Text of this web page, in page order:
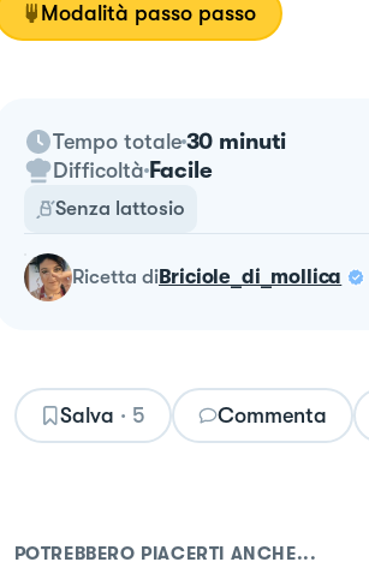
Modalità passo passo
Tempo totale 30 minuti
Difficoltà Facile
Senza lattosio
ricetta diBriciole_di_mollica
Salva · 5 Commenta
POTREBBERO PIACERTI ANCHE...